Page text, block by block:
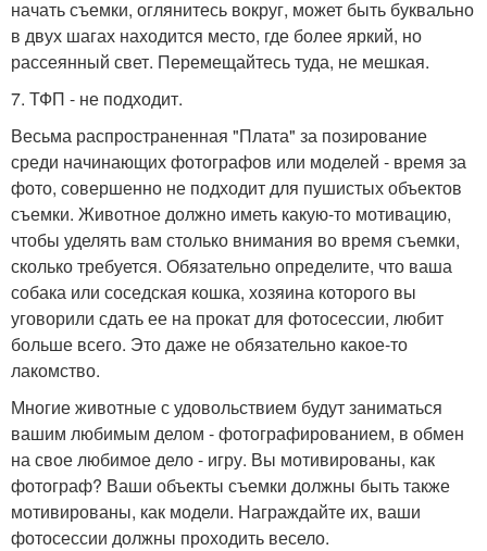
начать съемки, оглянитесь вокруг, может быть буквально
в двух шагах находится место, где более яркий, но
рассеянный свет. Перемещайтесь туда, не мешкая.
7. ТФП - не подходит.
Весьма распространенная "Плата" за позирование
среди начинающих фотографов или моделей - время за
фото, совершенно не подходит для пушистых объектов
съемки. Животное должно иметь какую-то мотивацию,
чтобы уделять вам столько внимания во время съемки,
сколько требуется. Обязательно определите, что ваша
собака или соседская кошка, хозяина которого вы
уговорили сдать ее на прокат для фотосессии, любит
больше всего. Это даже не обязательно какое-то
лакомство.
Многие животные с удовольствием будут заниматься
вашим любимым делом - фотографированием, в обмен
на свое любимое дело - игру. Вы мотивированы, как
фотограф? Ваши объекты съемки должны быть также
мотивированы, как модели. Награждайте их, ваши
фотосессии должны проходить весело.